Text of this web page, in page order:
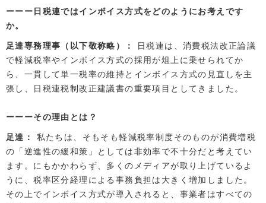
日税連ではインボイス方式をどのようにお考えです
か。
足達専務理事（以下敬称略）
日税連は、消費税法改正論議
で軽減税率やインボイス方式の採用が俎上に乗せられてか
ら、一貫して単一税率の維持とインボイス方式の見直しを主
張し、日税連税制改正建議書の重要項目としてきました。
その理由とは？
足達
私たちは、そもそも軽減税率制度そのものが消費増税
の「逆進性の緩和策」としては非効率で不十分だと考えてい
ます。にもかかわらず、多くのメディアが取り上げているよ
うに、税率区分経理による事務負担は大きく増加しました。
その上でインボイス方式が導入されると、事業者はすべての